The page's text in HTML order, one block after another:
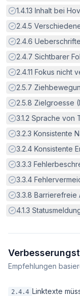
Erfüllt:
1.4.13 Inhalt bei
Erfüllt:
2.4.5
Erfüllt:
2.4.6
Erfüllt:
2.4.7 Sichtbarer
Erfüllt:
2.4.11 Fokus nicht
Erfüllt:
2.5.7
Erfüllt:
2.5.8 Zielgroesse
Erfüllt:
3.1.2 Sprache von
Erfüllt:
3.2.3 Konsistente
Erfüllt:
3.2.4 Konsistente
Erfüllt:
3.3.3
Erfüllt:
3.3.4
Erfüllt:
3.3.8 Barrierefreie
Erfüllt:
4.1.3
Empfehlungen
2.4.4 Linktexte